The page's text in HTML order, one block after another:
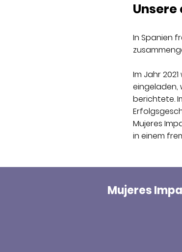
In Spanien
Im Jahr
eingeladen,
berichtete.
Mujeres
in einem
Mujeres